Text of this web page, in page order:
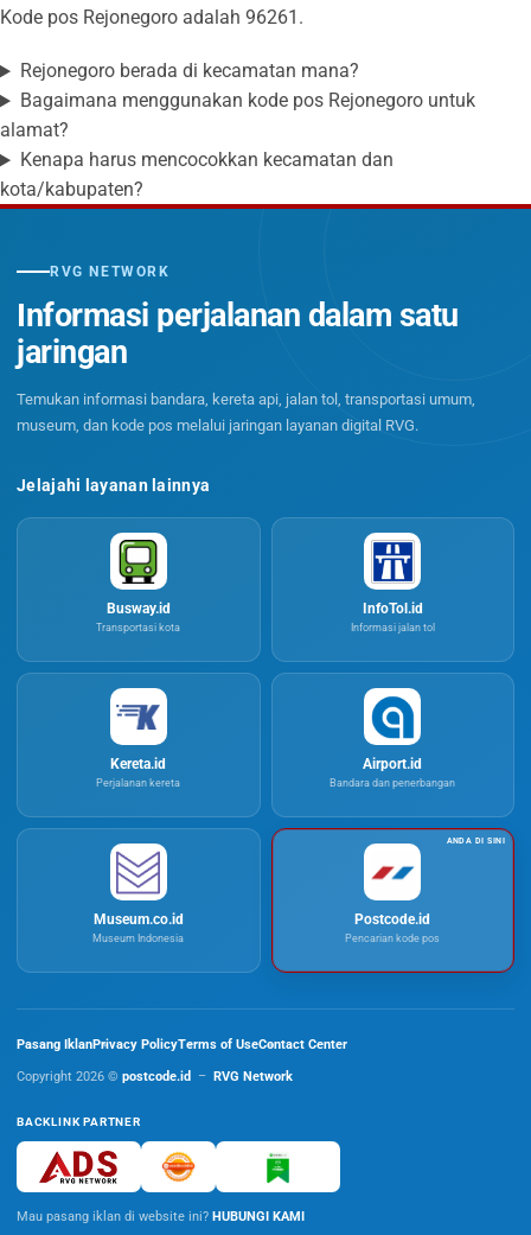
Kode pos Rejonegoro adalah 96261.
Rejonegoro berada di kecamatan mana?
Bagaimana menggunakan kode pos Rejonegoro untuk
alamat?
Kenapa harus mencocokkan kecamatan dan
kota/kabupaten?
RVG NETWORK
Informasi perjalanan dalam satu
jaringan
Temukan informasi bandara, kereta api, jalan tol, transportasi umum,
museum, dan kode pos melalui jaringan layanan digital RVG.
Jelajahi layanan lainnya
Busway.id
Transportasi kota
InfoTol.id
Informasi jalan tol
Kereta.id
Perjalanan kereta
Airport.id
Bandara dan penerbangan
Museum.co.id
Museum Indonesia
Postcode.id
Pencarian kode pos
Pasang IklanPrivacy PolicyTerms of UseContact Center
Copyright 2026 © postcode.id – RVG Network
BACKLINK PARTNER
Mau pasang iklan di website ini? HUBUNGI KAMI